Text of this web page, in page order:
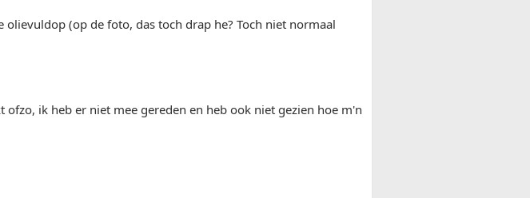
(op de foto, das toch drap he? Toch niet normaal
ik heb er niet mee gereden en heb ook niet gezien hoe m'n